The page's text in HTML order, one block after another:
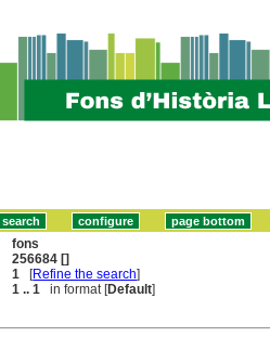
fons
256684 []
1 [Refine the search]
1 .. 1 in format [Default]